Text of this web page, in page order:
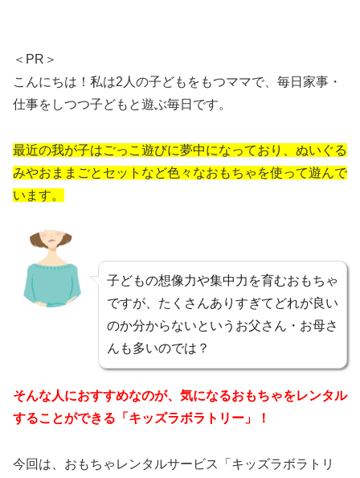
＜PR＞
こんにちは！私は2人の子どもをもつママで、毎日家事・
仕事をしつつ子どもと遊ぶ毎日です。
最近の我が子はごっこ遊びに夢中になっており、ぬいぐる
みやおままごとセットなど色々なおもちゃを使って遊んで
います。
子どもの想像力や集中力を育むおもちゃ
ですが、たくさんありすぎてどれが良い
のか分からないというお父さん・お母さ
んも多いのでは？
そんな人におすすめなのが、気になるおもちゃをレンタル
することができる「キッズラボラトリー」！
今回は、おもちゃレンタルサービス「キッズラボラトリ